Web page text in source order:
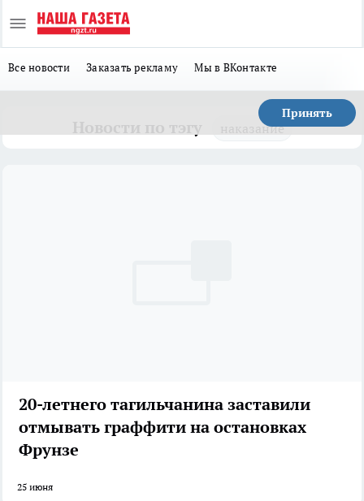
Все новости Заказать рекламу Мы в ВКонтакте
Принять
наказание
20-летнего тагильчанина заставили
отмывать граффити на остановках
Фрунзе
25 июня